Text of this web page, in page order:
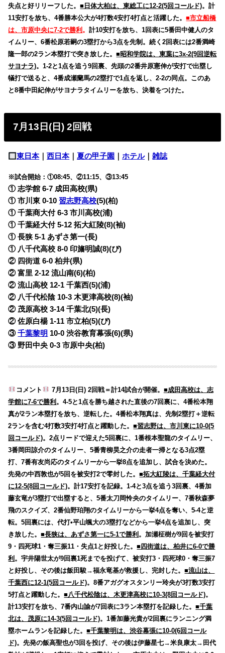
失点と好リリーフした。■日体大柏は、東総工に12-2(5回コールド)。計
11安打を放ち、4番勝本公大が4打数4安打4打点と活躍した。■市立船橋
は、市原中央に7-2で勝利 。計10安打を放ち、1回表に5番田中健人のタ
イムリー、6番松原若嗣の3塁打から3点を先制。続く2回表には2番満崎
隆一郎の2ラン本塁打で突き放した。■昭和学院は、東葉に3x-2(9回逆転
サヨナラ)。1-2と1点を追う9回裏、先頭の2番井原憲伸が安打で出塁し
犠打で送ると、4番成瀬蘭馬の2塁打で1点を返し、2-2の同点。このあ
と8番中田紀伸がサヨナラタイムリーを放ち、決着をつけた。
7月13日(日) 2回戦
東日本｜西日本｜夏の甲子園 ｜ホテル｜雑誌
※試合開始：①08:45、②11:15、③13:45
① 志学館 6-7 成田高校(県)
① 市川東 0-10習志野高校(5)(柏)
① 千葉商大付 6-3 市川高校(浦)
① 千葉経大付 5-12 拓大紅陵(8)(袖)
① 長狭 5-1 あずさ第一(長)
① 八千代高校 8-0 印旛明誠(8)(ぴ)
② 四街道 6-0 柏井(県)
② 富里 2-12 流山南(6)(柏)
② 流山高校 12-1 千葉西(5)(浦)
② 八千代松陰 10-3 木更津高校(8)(袖)
② 茂原高校 3-14 千葉北(5)(長)
② 佐原白楊 1-11 市立柏(5)(ぴ)
③千葉黎明 10-0 渋谷教育幕張(6)(県)
③ 野田中央 0-3 市原中央(柏)
コメント 7月13日(日) 2回戦＝計14試合が開催。 ■成田高校は、志
学館に7-6で勝利 。4-5と1点を勝ち越された直後の7回裏に、4番松本翔
真が2ラン本塁打を放ち、逆転した。4番松本翔真は、先制2塁打＋逆転
2ランを含む4打数3安打4打点と躍動した。■習志野は、市川東に10-0(5
回コールド)。2点リードで迎えた5回裏に、1番根本聖龍のタイムリー、
3番岡田諒介のタイムリー、5番青柳昊之介の走者一掃となる3点2塁
打、7番有友尚応のタイムリーから一挙8点を追加し、試合を決めた。
先発の中西敦也が5回を被安打2で零封した。■拓大紅陵は、千葉経大付
に12-5(8回コールド)。計17安打を記録。1-4と3点を追う3回裏、4番加
藤玄竜が3塁打で出塁すると、5番太刀岡怜央のタイムリー、7番秋森夢
飛のスクイズ、2番仙野珀翔のタイムリーから一挙4点を奪い、5-4と逆
転。5回裏には、代打•平山颯大の3塁打などから一挙4点を追加し、突
き放した。■長狭は、あずさ第一に5-1で勝利 。加瀬柾樹が9回を被安打
9・四死球1・奪三振11・失点1と好投した。■四街道は、柏井に6-0で勝
利 。宇井陽世太が9回裏1死までを投げて、被安打3・四死球0・奪三振7
と好投し、その後は飯田駿→福永竜基が救援し、完封した。■流山は、
千葉西に12-1(5回コールド)。8番アガグオスタンリー玲央が3打数3安打
5打点と躍動した。■八千代松陰は、木更津高校に10-3(8回コールド)。
計13安打を放ち、7番内山諭が7回表に3ラン本塁打を記録した。■千葉
北は、茂原に14-3(5回コールド)。1番加藤光貴が2回裏にランニング満
塁ホームランを記録した。■千葉黎明は、渋谷幕張に10-0(6回コール
ド)。先発の飯高聖也が3回を投げ、その後は伊藤星七→米良康太→田代